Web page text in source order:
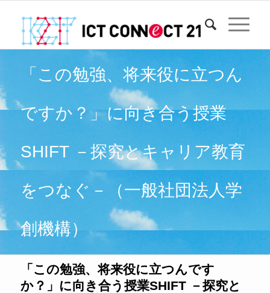
「この勉強、将来役に立つん
ですか？」に向き合う授業
SHIFT －探究とキャリア教育
をつなぐ－（一般社団法人学
創機構）
「この勉強、将来役に立つんです
か？」に向き合う授業SHIFT －探究と